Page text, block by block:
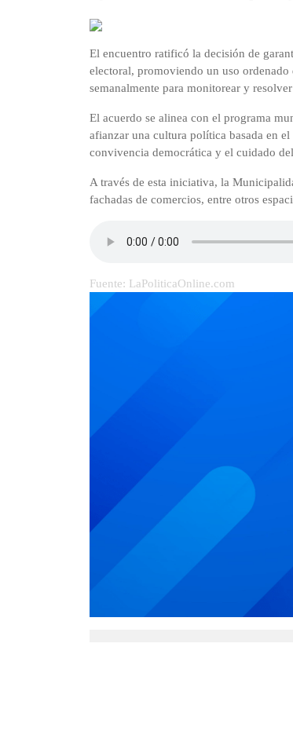
El encuentro ratificó la decisión de
electoral, promoviendo un uso
semanalmente para monitorear y
El acuerdo se alinea con el programa
afianzar una cultura política basada en
convivencia democrática y el cuidado
A través de esta iniciativa, la
fachadas de comercios, entre otros
Fuente: LaPoliticaOnline.com